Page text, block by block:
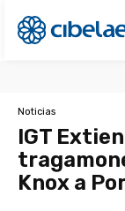
Noticias
IGT
Knox a